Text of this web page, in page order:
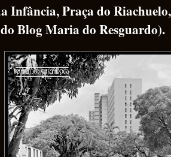
Infância, Praça do
Blog Maria do Resguardo).